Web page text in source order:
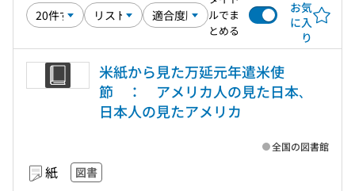
ルでま
とめる
お気
に入
り
米紙から見た万延元年遣米使
節 ： アメリカ人の見た日本､
日本人の見たアメリカ
紙 図書
全国の図書館